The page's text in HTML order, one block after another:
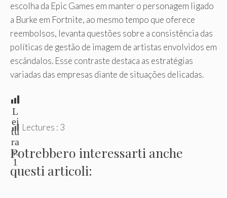
escolha da Epic Games em manter o personagem ligado
a Burke em Fortnite, ao mesmo tempo que oferece
reembolsos, levanta questões sobre a consistência das
políticas de gestão de imagem de artistas envolvidos em
escândalos. Esse contraste destaca as estratégias
variadas das empresas diante de situações delicadas.
L
ei
tu
ra
s:
1
Lectures : 3
Potrebbero interessarti anche
questi articoli: